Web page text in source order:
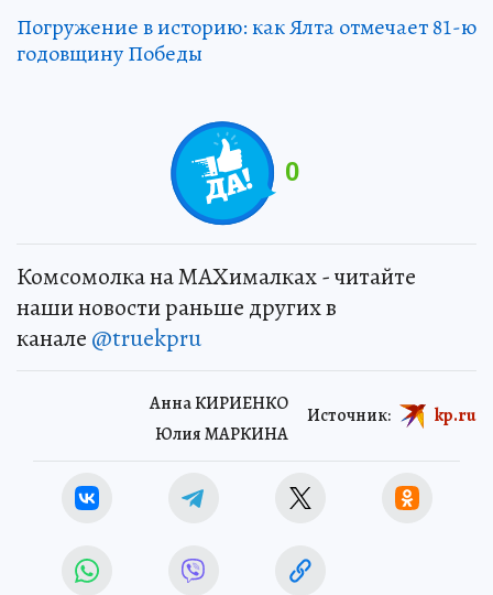
Погружение в историю: как Ялта отмечает 81-ю
годовщину Победы
0
Комсомолка на MAXималках - читайте
наши новости раньше других в
канале @truekpru
Анна КИРИЕНКО
Юлия МАРКИНА
Источник: kp.ru